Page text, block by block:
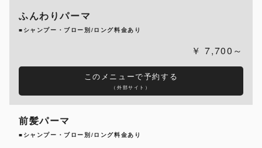
ふんわりパーマ
■シャンプー・ブロー別/ロング料金あり
7,700～
このメニューで予約する
（外部サイト）
前髪パーマ
■シャンプー・ブロー別/ロング料金あり